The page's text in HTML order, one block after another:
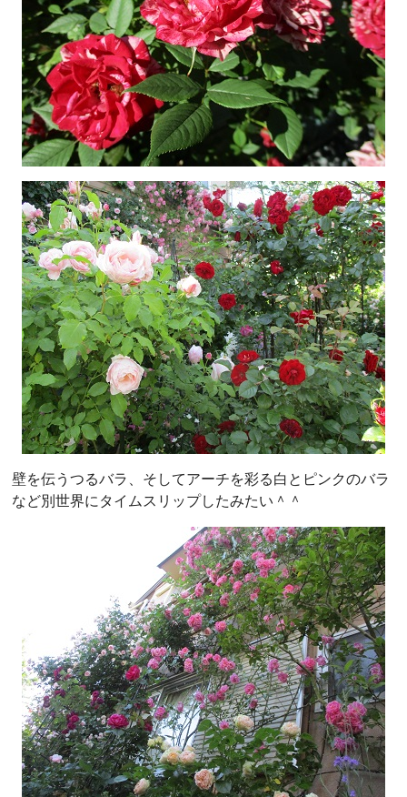
壁を伝うつるバラ、そしてアーチを彩る白とピンクのバラ
など別世界にタイムスリップしたみたい＾＾